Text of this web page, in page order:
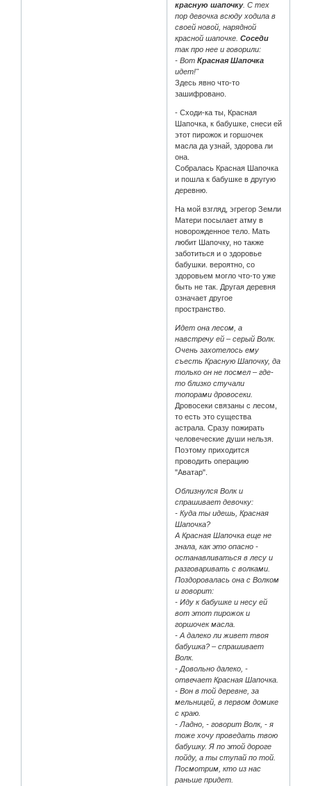
красную шапочку. С тех
пор девочка всюду ходила в
своей новой, нарядной
красной шапочке.Соседи
так про нее и говорили:
- ВотКрасная Шапочка
идет!"
Здесь явно что-то
зашифровано.
- Сходи-ка ты, Красная
Шапочка, к бабушке, снеси ей
этот пирожок и горшочек
масла да узнай, здорова ли
она.
Собралась Красная Шапочка
и пошла к бабушке в другую
деревню.
На мой взгляд, эгрегор Земли
Матери посылает атму в
новорожденное тело. Мать
любит Шапочку, но также
заботиться и о здоровье
бабушки. вероятно, со
здоровьем могло что-то уже
быть не так. Другая деревня
означает другое
пространство.
Идет она лесом, а
навстречу ей – серый Волк.
Очень захотелось ему
съесть Красную Шапочку, да
только он не посмел – где-
то близко стучали
топорами дровосеки.
Дровосеки связаны с лесом,
то есть это существа
астрала. Сразу пожирать
человеческие души нельзя.
Поэтому приходится
проводить операцию
"Аватар".
Облизнулся Волк и
спрашивает девочку:
- Куда ты идешь, Красная
Шапочка?
А Красная Шапочка еще не
знала, как это опасно -
останавливаться в лесу и
разговаривать с волками.
Поздоровалась она с Волком
и говорит:
- Иду к бабушке и несу ей
вот этот пирожок и
горшочек масла.
- А далеко ли живет твоя
бабушка? – спрашивает
Волк.
- Довольно далеко, -
отвечает Красная Шапочка.
- Вон в той деревне, за
мельницей, в первом домике
с краю.
- Ладно, - говорит Волк, - я
тоже хочу проведать твою
бабушку. Я по этой дороге
пойду, а ты ступай по той.
Посмотрим, кто из нас
раньше придет.